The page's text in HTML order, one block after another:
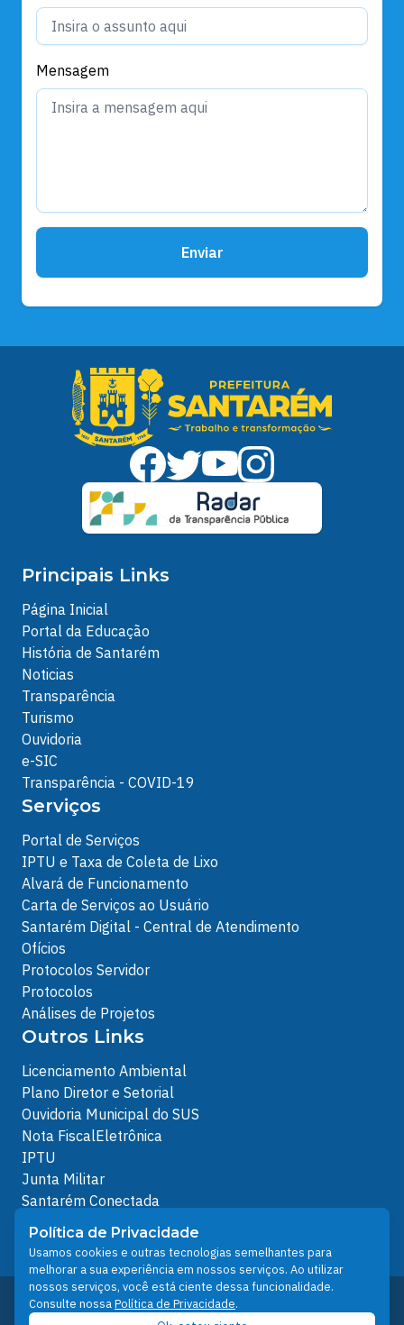
Mensagem
Enviar
Principais Links
Página Inicial
Portal da Educação
História de Santarém
Noticias
Transparência
Turismo
Ouvidoria
e-SIC
Transparência - COVID-19
Serviços
Portal de Serviços
IPTU e Taxa de Coleta de Lixo
Alvará de Funcionamento
Carta de Serviços ao Usuário
Santarém Digital - Central de Atendimento
Ofícios
Protocolos Servidor
Protocolos
Análises de Projetos
Outros Links
Licenciamento Ambiental
Plano Diretor e Setorial
Ouvidoria Municipal do SUS
Nota FiscalEletrônica
IPTU
Junta Militar
Santarém Conectada
Política de Privacidade
People illustrations by Storyset
Desenvolvido pelo Núcleo Técnico de Gestão de
Tecnologia da Informação - NTI
Política de Privacidade
Usamos cookies e outras tecnologias semelhantes para
melhorar a sua experiência em nossos serviços. Ao utilizar
nossos serviços, você está ciente dessa funcionalidade.
Consulte nossaPolítica de Privacidade.